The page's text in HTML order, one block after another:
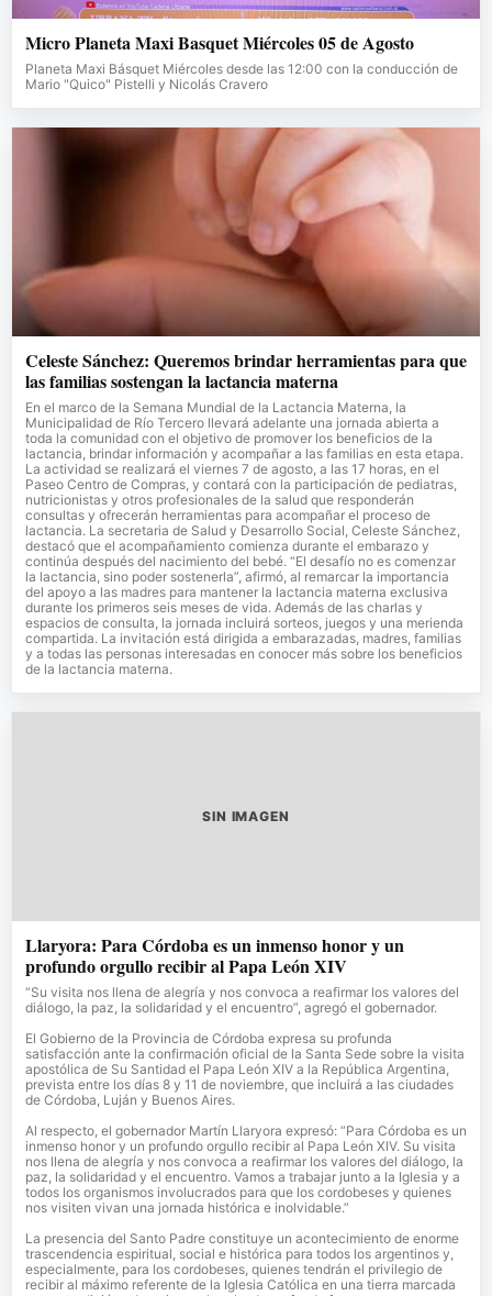
Micro Planeta Maxi Basquet Miércoles 05 de Agosto
Planeta Maxi Básquet Miércoles desde las 12:00 con la conducción de
Mario "Quico" Pistelli y Nicolás Cravero
Celeste Sánchez: Queremos brindar herramientas para que
las familias sostengan la lactancia materna
En el marco de la Semana Mundial de la Lactancia Materna, la
Municipalidad de Río Tercero llevará adelante una jornada abierta a
toda la comunidad con el objetivo de promover los beneficios de la
lactancia, brindar información y acompañar a las familias en esta etapa.
La actividad se realizará el viernes 7 de agosto, a las 17 horas, en el
Paseo Centro de Compras, y contará con la participación de pediatras,
nutricionistas y otros profesionales de la salud que responderán
consultas y ofrecerán herramientas para acompañar el proceso de
lactancia. La secretaria de Salud y Desarrollo Social, Celeste Sánchez,
destacó que el acompañamiento comienza durante el embarazo y
continúa después del nacimiento del bebé. “El desafío no es comenzar
la lactancia, sino poder sostenerla”, afirmó, al remarcar la importancia
del apoyo a las madres para mantener la lactancia materna exclusiva
durante los primeros seis meses de vida. Además de las charlas y
espacios de consulta, la jornada incluirá sorteos, juegos y una merienda
compartida. La invitación está dirigida a embarazadas, madres, familias
y a todas las personas interesadas en conocer más sobre los beneficios
de la lactancia materna.
SIN IMAGEN
Llaryora: Para Córdoba es un inmenso honor y un
profundo orgullo recibir al Papa León XIV
“Su visita nos llena de alegría y nos convoca a reafirmar los valores del
diálogo, la paz, la solidaridad y el encuentro”, agregó el gobernador.
El Gobierno de la Provincia de Córdoba expresa su profunda
satisfacción ante la confirmación oficial de la Santa Sede sobre la visita
apostólica de Su Santidad el Papa León XIV a la República Argentina,
prevista entre los días 8 y 11 de noviembre, que incluirá a las ciudades
de Córdoba, Luján y Buenos Aires.
Al respecto, el gobernador Martín Llaryora expresó: “Para Córdoba es un
inmenso honor y un profundo orgullo recibir al Papa León XIV. Su visita
nos llena de alegría y nos convoca a reafirmar los valores del diálogo, la
paz, la solidaridad y el encuentro. Vamos a trabajar junto a la Iglesia y a
todos los organismos involucrados para que los cordobeses y quienes
nos visiten vivan una jornada histórica e inolvidable.”
La presencia del Santo Padre constituye un acontecimiento de enorme
trascendencia espiritual, social e histórica para todos los argentinos y,
especialmente, para los cordobeses, quienes tendrán el privilegio de
recibir al máximo referente de la Iglesia Católica en una tierra marcada